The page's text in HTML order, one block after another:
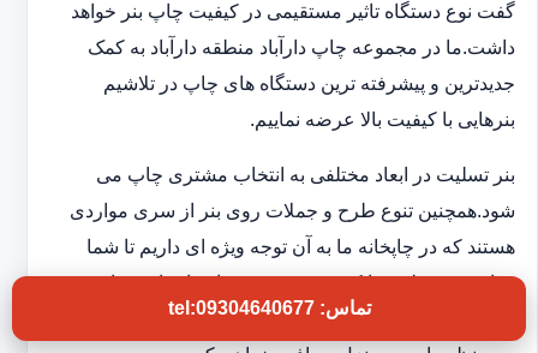
گفت نوع دستگاه تاثیر مستقیمی در کیفیت چاپ بنر خواهد
داشت.ما در مجموعه چاپ دارآباد منطقه دارآباد به کمک
جدیدترین و پیشرفته ترین دستگاه های چاپ در تلاشیم
بنرهایی با کیفیت بالا عرضه نماییم.
بنر تسلیت در ابعاد مختلفی به انتخاب مشتری چاپ می
شود.همچنین تنوع طرح و جملات روی بنر از سری مواردی
هستند که در چاپخانه ما به آن توجه ویژه ای داریم تا شما
بتوانید بنر تسلیتی با کیفیت و فوری در اختیار داشته باشید.به
این ترتیب بدون اتلاف وقت و در کوتاهترین زمان بنر
تماس: tel:09304640677